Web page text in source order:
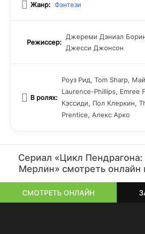
Жанр: Фэнтези
Режиссер:
Джереми Дэниал
Джесси Джонсон
В ролях:
Роуз Рид, Tom Sharp,
Laurence-Phillips, Emree
Кэссиди, Пол Клеркин,
Prentice, Алекс Арко
Сериал «Цикл
Мерлин» смотреть онлайн
СМОТРЕТЬ ОНЛАЙН